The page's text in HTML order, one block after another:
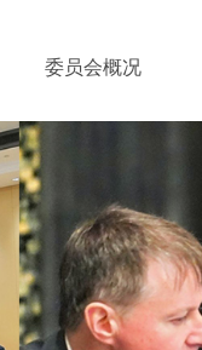
委员会概况